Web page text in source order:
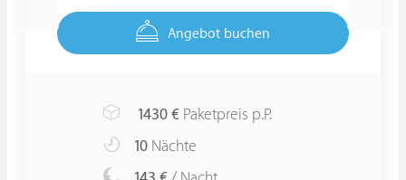
Angebot buchen
1430 € Paketpreis p.P.
10 Nächte